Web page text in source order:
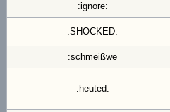
:ignore:
:SHOCKED:
:schmeißwe
:heuted: